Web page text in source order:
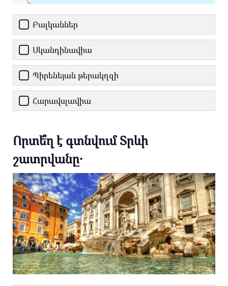
Բալկաններ
Սկանդինավիա
Պիրենեյան թերակղզի
Հարավսլավիա
Որտե՞ղ է գտնվում Տրևի
շատրվանը․